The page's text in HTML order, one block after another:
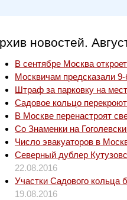
новостей.
В сентябре Москва
Москвичам предсказали
Штраф за парковку на
Садовое кольцо
В Москве перенастроят
Со Знаменки на
Число эвакуаторов в
Северный дублер
22.08.2016
Участки Садового кольца
19.08.2016